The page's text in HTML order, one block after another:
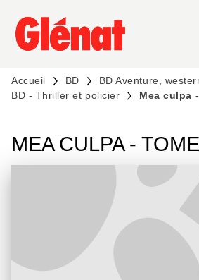
MENU RECHERCHE
PIED DE PAGE
Accueil BD
BD Aventure,
BD - Thriller et policier
Mea culpa
MEA CULPA -